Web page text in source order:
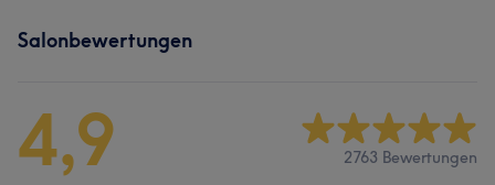
Salonbewertungen
4,9 2763 Bewertungen